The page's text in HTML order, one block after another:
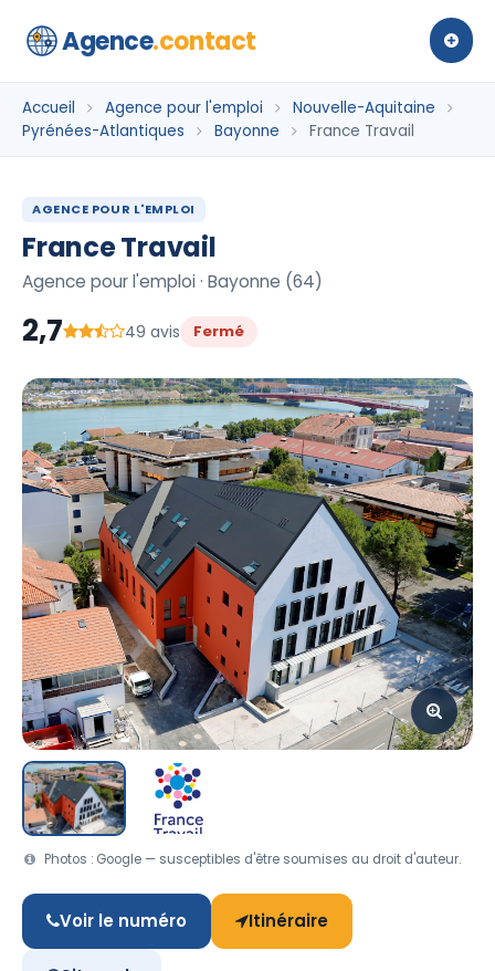
Agence.contact
Accueil Agence pour l'emploi
Nouvelle-Aquitaine
Pyrénées-Atlantiques
Bayonne France Travail
AGENCE POUR L'EMPLOI
France Travail
Agence pour l'emploi · Bayonne (64)
2,7 49 avis Fermé
Photos : Google — susceptibles d'être soumises au droit d'auteur.
Voir le numéro Itinéraire